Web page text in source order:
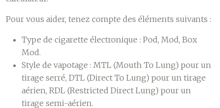
Pour vous aider, tenez compte des éléments suivants :
Type de cigarette électronique : Pod, Mod, Box
Mod.
Style de vapotage : MTL (Mouth To Lung) pour un
tirage serré, DTL (Direct To Lung) pour un tirage
aérien, RDL (Restricted Direct Lung) pour un
tirage semi-aérien.